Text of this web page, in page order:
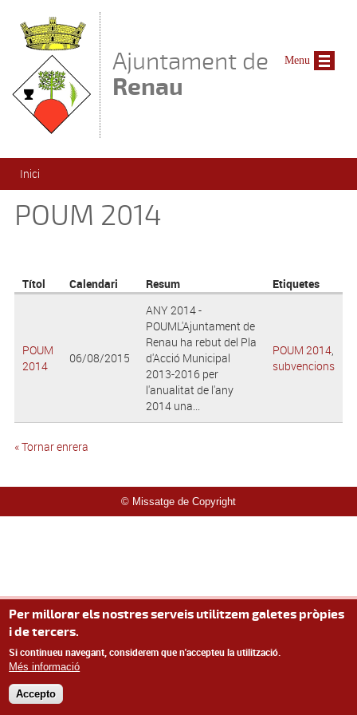
Ajuntament de
Renau
Esteu aquí
Inici
POUM 2014
Títol Calendari Resum Etiquetes
POUM
2014
06/08/2015
ANY 2014 -
POUML'Ajuntament de
Renau ha rebut del Pla
d'Acció Municipal
2013-2016 per
l'anualitat de l'any
2014 una...
POUM 2014,
subvencions
« Tornar enrera
© Missatge de Copyright
Menu
Per millorar els nostres serveis utilitzem galetes pròpies
i de tercers.
Si continueu navegant, considerem que n'accepteu la utilització.
Més informació
Accepto